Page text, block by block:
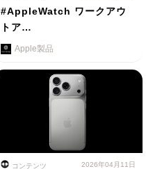
#AppleWatch ワークアウ
トア…
Apple製品
コンテンツ 2026年04月11日